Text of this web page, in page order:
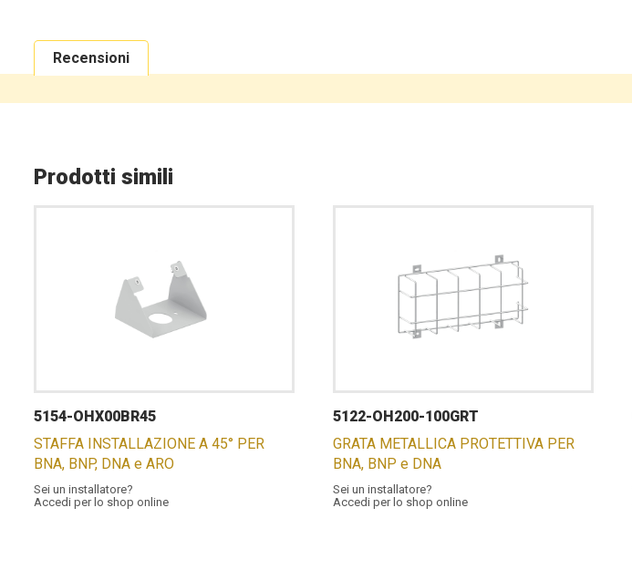
Recensioni
Prodotti simili
5154-OHX00BR45
STAFFA INSTALLAZIONE A 45° PER
BNA, BNP, DNA e ARO
Sei un installatore?
Accedi per lo shop online
5122-OH200-100GRT
GRATA METALLICA PROTETTIVA PER
BNA, BNP e DNA
Sei un installatore?
Accedi per lo shop online